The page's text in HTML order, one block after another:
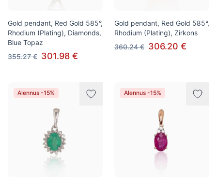
Gold pendant, Red Gold 585°,
Rhodium (Plating), Diamonds,
Blue Topaz
355.27 € 301.98 €
Gold pendant, Red Gold 585°,
Rhodium (Plating), Zirkons
360.24 € 306.20 €
Alennus -15% Alennus -15%